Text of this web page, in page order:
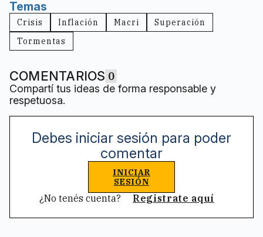
Temas
Crisis Inflación Macri
Superación
Tormentas
COMENTARIOS 0
Compartí tus ideas de forma responsable y
respetuosa.
Debes iniciar sesión para poder
comentar
INICIAR
SESIÓN
¿No tenés cuenta? Registrate aquí